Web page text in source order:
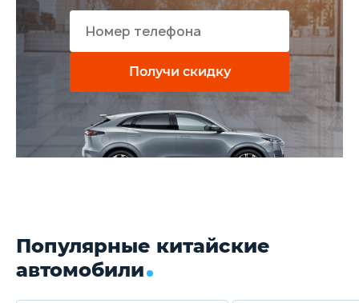
Получи скидку
Популярные китайские
автомобили